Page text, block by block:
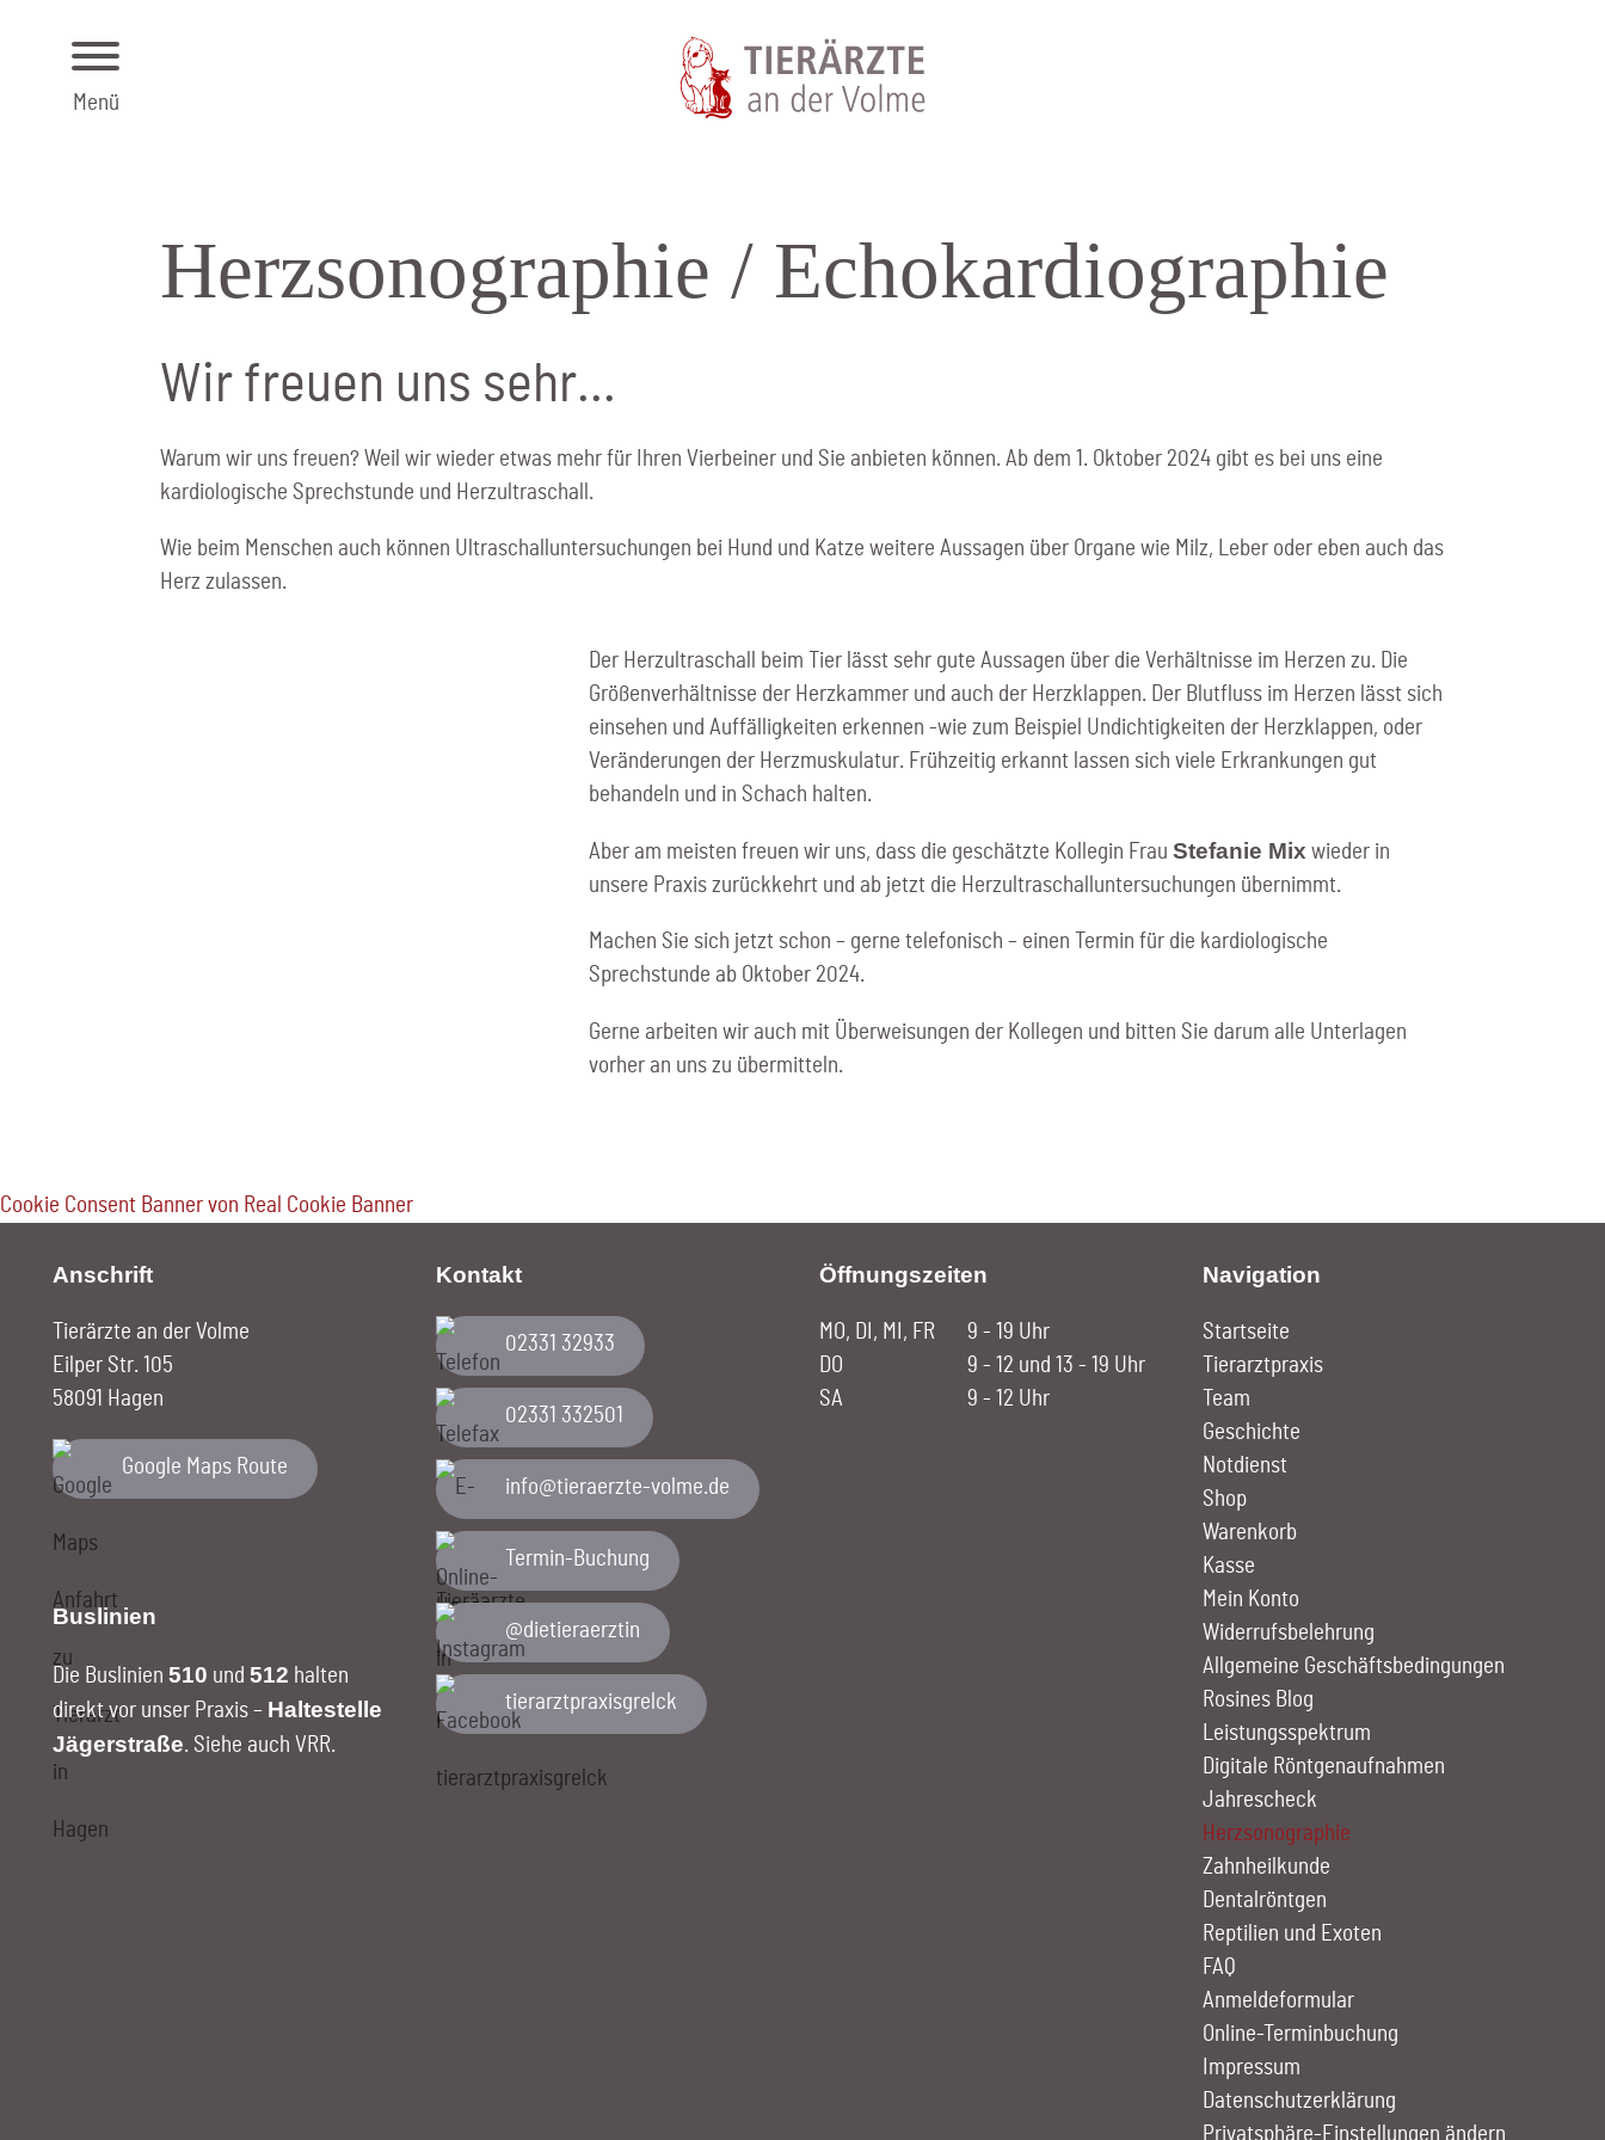
Menü
Herz­sono­graphie / Echo­kardio­graphie
Wir freuen uns sehr…
Warum wir uns freuen? Weil wir wieder etwas mehr für Ihren Vierbeiner und Sie anbieten können. Ab dem 1. Oktober 2024 gibt es bei uns eine
kardiologische Sprechstunde und Herzultraschall.
Wie beim Menschen auch können Ultraschalluntersuchungen bei Hund und Katze weitere Aussagen über Organe wie Milz, Leber oder eben auch das
Herz zulassen.
Der Herzultraschall beim Tier lässt sehr gute Aussagen über die Verhältnisse im Herzen zu. Die
Größenverhältnisse der Herzkammer und auch der Herzklappen. Der Blutfluss im Herzen lässt sich
einsehen und Auffälligkeiten erkennen -wie zum Beispiel Undichtigkeiten der Herzklappen, oder
Veränderungen der Herzmuskulatur. Frühzeitig erkannt lassen sich viele Erkrankungen gut
behandeln und in Schach halten.
Aber am meisten freuen wir uns, dass die geschätzte Kollegin Frau Stefanie Mix wieder in
unsere Praxis zurückkehrt und ab jetzt die Herzultraschalluntersuchungen übernimmt.
Machen Sie sich jetzt schon – gerne telefonisch – einen Termin für die kardiologische
Sprechstunde ab Oktober 2024.
Gerne arbeiten wir auch mit Überweisungen der Kollegen und bitten Sie darum alle Unterlagen
vorher an uns zu übermitteln.
Cookie Consent Banner von Real Cookie Banner
Anschrift
Tierärzte an der Volme
Eilper Str. 105
58091 Hagen
Google Maps Route
Buslinien
Die Buslinien510 und512 halten
direkt vor unser Praxis – Haltestelle
Jägerstraße. Siehe auch VRR.
Kontakt
02331 32933
02331 332501
ed.emlov-etzreareit@ofni
Termin-Buchung
@dietieraerztin
tierarztpraxisgrelck
Öffnungszeiten
MO, DI, MI, FR
9 - 19 Uhr
DO
9 - 12 und 13 - 19 Uhr
SA
9 - 12 Uhr
Navigation
Startseite
Tierarztpraxis
Team
Geschichte
Notdienst
Shop
Warenkorb
Kasse
Mein Konto
Widerrufsbelehrung
Allgemeine Geschäftsbedingungen
Rosines Blog
Leistungs­spektrum
Digitale Röntgen­aufnahmen
Jahrescheck
Herz­sono­graphie
Zahn­heilkunde
Dentalröntgen
Reptilien und Exoten
FAQ
Anmelde­formular
Online-Terminbuchung
Impressum
Datenschutzerklärung
Privatsphäre-Einstellungen ändern